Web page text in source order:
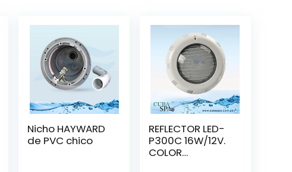
Nicho HAYWARD
de PVC chico
REFLECTOR LED-
P300C 16W/12V.
COLOR